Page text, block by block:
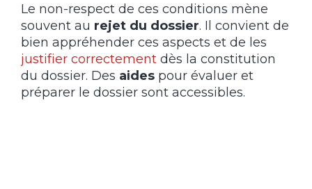
Le non-respect de ces conditions mène
souvent au rejet du dossier. Il convient de
bien appréhender ces aspects et de les
justifier correctement dès la constitution
du dossier. Des aides pour évaluer et
préparer le dossier sont accessibles.